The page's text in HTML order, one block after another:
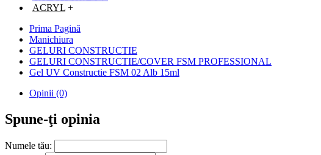
ACRYL +
Prima Pagină
Manichiura
GELURI CONSTRUCTIE
GELURI CONSTRUCTIE/COVER FSM PROFESSIONAL
Gel UV Constructie FSM 02 Alb 15ml
Opinii (0)
Spune-ţi opinia
Numele tău: